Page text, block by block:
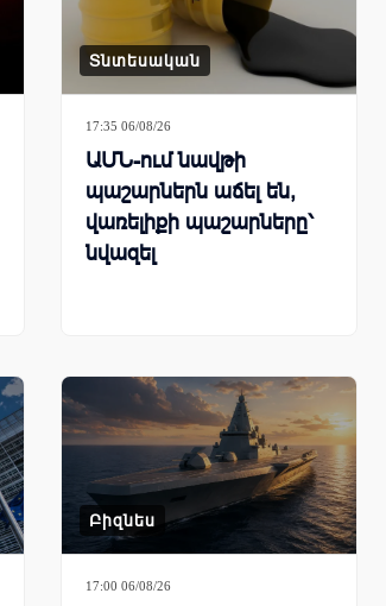
Տնտեսական
17:35 06/08/26
ԱՄՆ-ում նավթի
պաշարներն աճել են,
վառելիքի պաշարները՝
նվազել
Բիզնես
17:00 06/08/26